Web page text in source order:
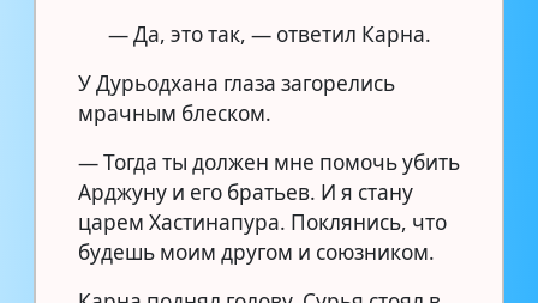
— Да, это так, — ответил Карна.
У Дурьодхана глаза загорелись
мрачным блеском.
— Тогда ты должен мне помочь убить
Арджуну и его братьев. И я стану
царем Хастинапура. Поклянись, что
будешь моим другом и союзником.